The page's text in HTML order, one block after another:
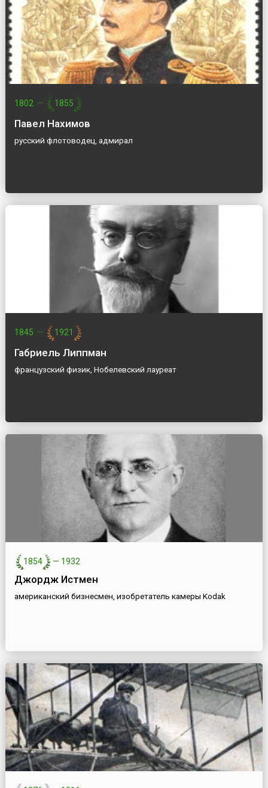
1802 — 1855
Павел Нахимов
русский флотоводец, адмирал
1845 — 1921
Габриель Липпман
французский физик, Нобелевский лауреат
1854 — 1932
Джордж Истмен
американский бизнесмен, изобретатель камеры Kodak